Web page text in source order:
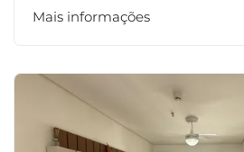
Mais informações